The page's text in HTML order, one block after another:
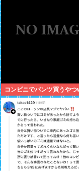
コンビニでパンツ買うやつ